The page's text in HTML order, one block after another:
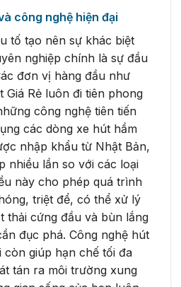
công nghệ hiện đại
tố tạo nên sự khác biệt
nghiệp chính là sự đầu
đơn vị hàng đầu như
Giá Rẻ luôn đi tiên phong
công nghệ tiên tiến
các dòng xe hút hầm
nhập khẩu từ Nhật Bản,
nhiều lần so với các loại
này cho phép quá trình
triệt để, có thể xử lý
thải cứng đầu và bùn lắng
đục phá. Công nghệ hút
còn giúp hạn chế tối đa
tán ra môi trường xung